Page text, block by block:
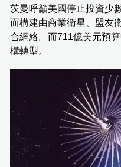
茨曼呼籲美國停止投資少
而構建由商業衛星、盟友
合網絡。而711億美元預
構轉型。